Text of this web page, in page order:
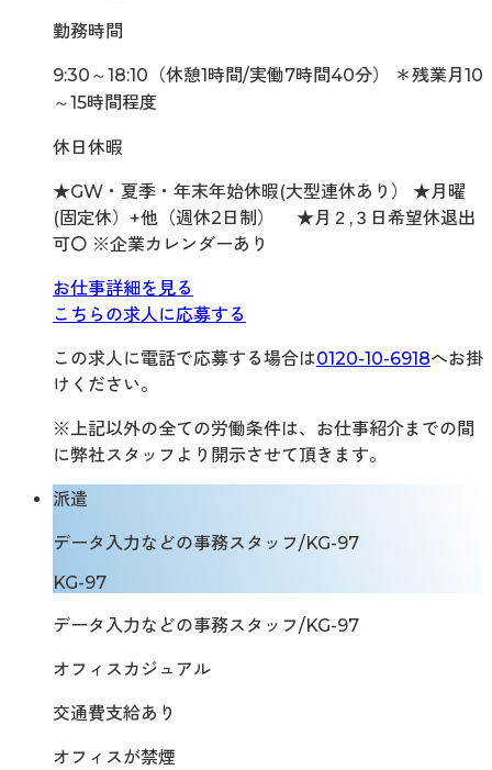
勤務時間
9:30～18:10（休憩1時間/実働7時間40分） ＊残業月10
～15時間程度
休日休暇
★GW・夏季・年末年始休暇(大型連休あり） ★月曜
(固定休）+他（週休2日制） ★月２,３日希望休退出
可〇 ※企業カレンダーあり
お仕事詳細を見る
こちらの求人に応募する
この求人に電話で応募する場合は0120-10-6918へお掛
けください。
※上記以外の全ての労働条件は、お仕事紹介までの間
に弊社スタッフより開示させて頂きます。
派遣
データ入力などの事務スタッフ/KG-97
KG-97
データ入力などの事務スタッフ/KG-97
オフィスカジュアル
交通費支給あり
オフィスが禁煙